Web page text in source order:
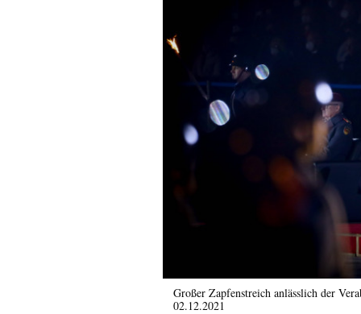
Großer Zapfenstreich anlässlich der
02.12.2021